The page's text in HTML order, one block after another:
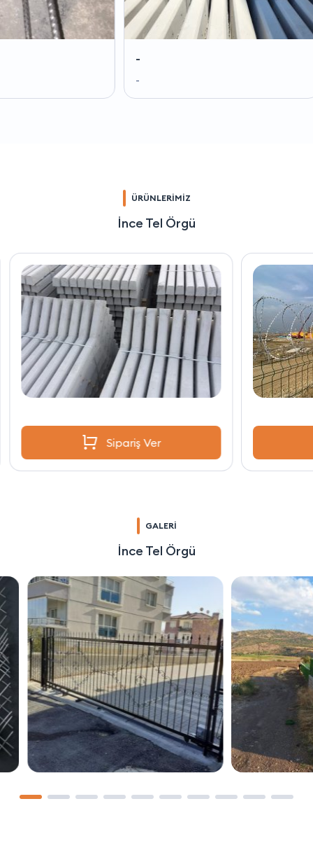
ÜRÜNLERİMİZ
İnce Tel Örgü
Sipariş Ver
GALERİ
İnce Tel Örgü